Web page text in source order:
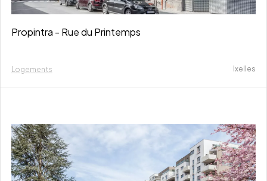
Propintra - Rue du Printemps
Logements Ixelles